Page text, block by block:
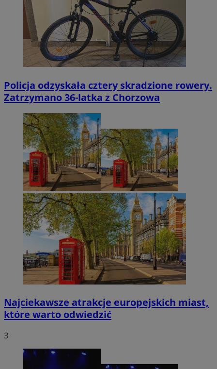
Policja odzyskała cztery skradzione rowery.
Zatrzymano 36-latka z Chorzowa
Najciekawsze atrakcje europejskich miast,
które warto odwiedzić
3